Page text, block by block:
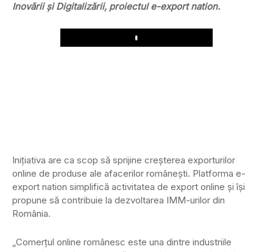
Inovării și Digitalizării, proiectul e-export nation.
Play
Inițiativa are ca scop să sprijine creșterea exporturilor
online de produse ale afacerilor românești. Platforma e-
export nation simplifică activitatea de export online și își
propune să contribuie la dezvoltarea IMM-urilor din
România.
„Comerțul online românesc este una dintre industriile